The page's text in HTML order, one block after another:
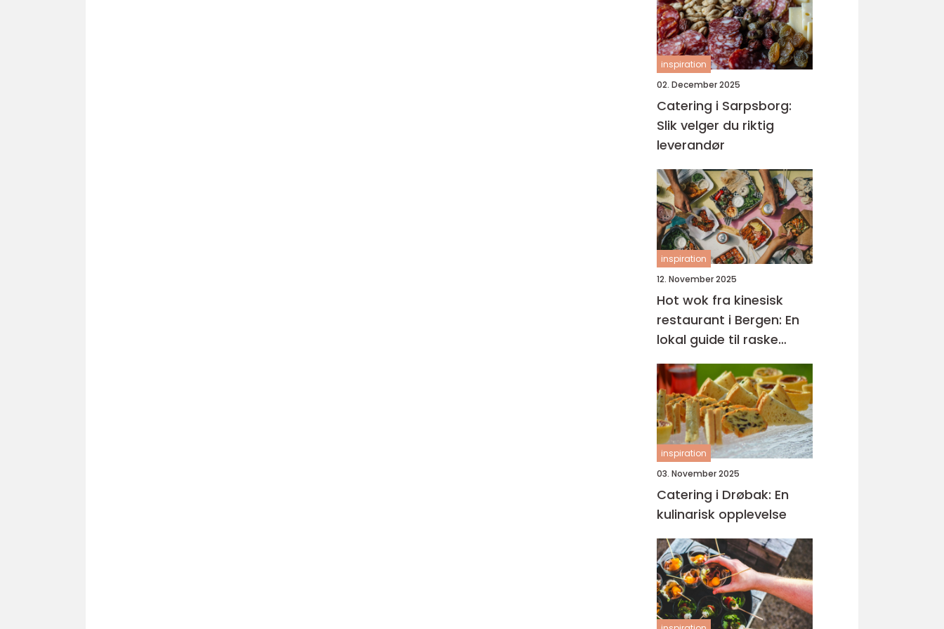
inspiration
02. December 2025
Catering i Sarpsborg:
Slik velger du riktig
leverandør
inspiration
12. November 2025
Hot wok fra kinesisk
restaurant i Bergen: En
lokal guide til raske
smaker på Sartor
inspiration
03. November 2025
Catering i Drøbak: En
kulinarisk opplevelse